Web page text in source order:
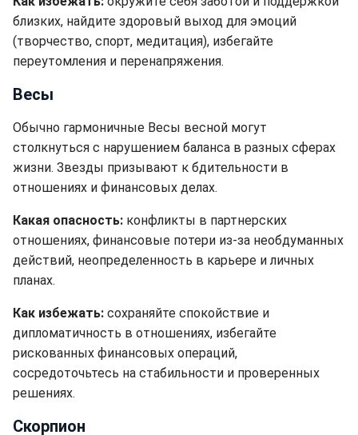
близких, найдите здоровый выход для эмоций
(творчество, спорт, медитация), избегайте
переутомления и перенапряжения.
Весы
Обычно гармоничные Весы весной могут
столкнуться с нарушением баланса в разных сферах
жизни. Звезды призывают к бдительности в
отношениях и финансовых делах.
Какая опасность: конфликты в партнерских
отношениях, финансовые потери из-за необдуманных
действий, неопределенность в карьере и личных
планах.
Как избежать: сохраняйте спокойствие и
дипломатичность в отношениях, избегайте
рискованных финансовых операций,
сосредоточьтесь на стабильности и проверенных
решениях.
Скорпион